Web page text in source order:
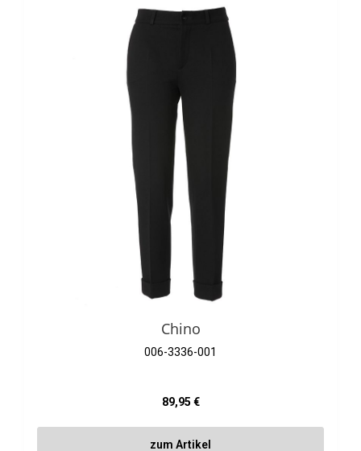
Chino
006-3336-001
Regulärer Preis:
89,95 €
zum Artikel